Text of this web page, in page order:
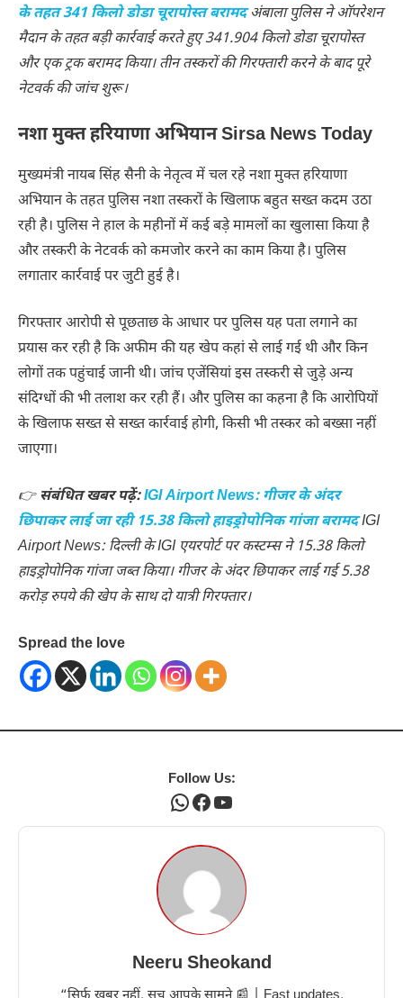
के तहत 341 किलो डोडा चूरापोस्त बरामदअंबाला पुलिस ने ऑपरेशन
मैदान के तहत बड़ी कार्रवाई करते हुए 341.904 किलो डोडा चूरापोस्त
और एक ट्रक बरामद किया। तीन तस्करों की गिरफ्तारी करने के बाद पूरे
नेटवर्क की जांच शुरू।
नशा मुक्त हरियाणा अभियान Sirsa News Today
मुख्यमंत्री नायब सिंह सैनी के नेतृत्व में चल रहे नशा मुक्त हरियाणा
अभियान के तहत पुलिस नशा तस्करों के खिलाफ बहुत सख्त कदम उठा
रही है। पुलिस ने हाल के महीनों में कई बड़े मामलों का खुलासा किया है
और तस्करी के नेटवर्क को कमजोर करने का काम किया है। पुलिस
लगातार कार्रवाई पर जुटी हुई है।
गिरफ्तार आरोपी से पूछताछ के आधार पर पुलिस यह पता लगाने का
प्रयास कर रही है कि अफीम की यह खेप कहां से लाई गई थी और किन
लोगों तक पहुंचाई जानी थी। जांच एजेंसियां इस तस्करी से जुड़े अन्य
संदिग्धों की भी तलाश कर रही हैं। और पुलिस का कहना है कि आरोपियों
के खिलाफ सख्त से सख्त कार्रवाई होगी, किसी भी तस्कर को बख्सा नहीं
जाएगा।
👉संबंधित खबर पढ़ें:IGI Airport News: गीजर के अंदर
छिपाकर लाई जा रही 15.38 किलो हाइड्रोपोनिक गांजा बरामदIGI
Airport News: दिल्ली के IGI एयरपोर्ट पर कस्टम्स ने 15.38 किलो
हाइड्रोपोनिक गांजा जब्त किया। गीजर के अंदर छिपाकर लाई गई 5.38
करोड़ रुपये की खेप के साथ दो यात्री गिरफ्तार।
Spread the love
Follow Us:
WhatsApp
Facebook
YouTube
Neeru Sheokand